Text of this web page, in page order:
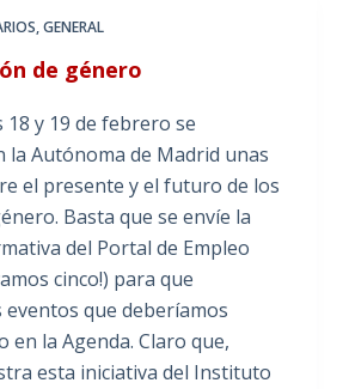
,GENERAL
de género
y 19 de febrero se
la Autónoma de Madrid unas
el presente y el futuro de los
Basta que se envíe la
del Portal de Empleo
cinco!) para que
eventos que deberíamos
en la Agenda. Claro que,
esta iniciativa del Instituto